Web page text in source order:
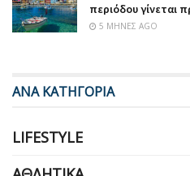
περιόδου γίνεται
5 ΜΉΝΕΣ AGO
ΑΝΑ ΚΑΤΗΓΟΡΙΑ
LIFESTYLE